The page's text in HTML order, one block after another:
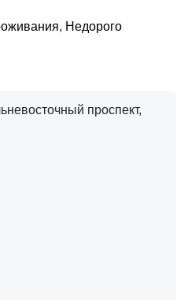
, Недорого
проспект,